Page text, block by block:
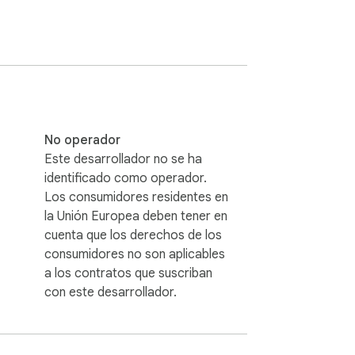
No operador
Este desarrollador no se ha
identificado como operador.
Los consumidores residentes en
la Unión Europea deben tener en
cuenta que los derechos de los
consumidores no son aplicables
a los contratos que suscriban
con este desarrollador.